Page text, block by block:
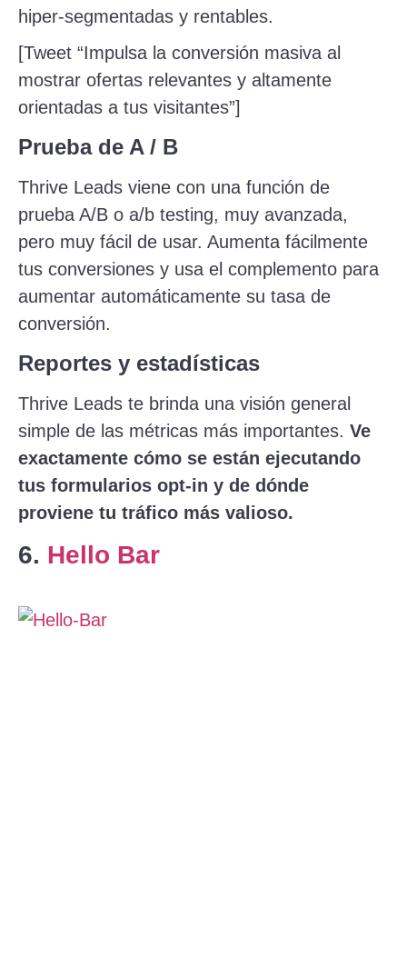
hiper-segmentadas y rentables.
[Tweet “Impulsa la conversión masiva al
mostrar ofertas relevantes y altamente
orientadas a tus visitantes”]
Prueba de A / B
Thrive Leads viene con una función de
prueba A/B o a/b testing, muy avanzada,
pero muy fácil de usar. Aumenta fácilmente
tus conversiones y usa el complemento para
aumentar automáticamente su tasa de
conversión.
Reportes y estadísticas
Thrive Leads te brinda una visión general
simple de las métricas más importantes. Ve
exactamente cómo se están ejecutando
tus formularios opt-in y de dónde
proviene tu tráfico más valioso.
6. Hello Bar